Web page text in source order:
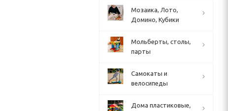
Мозаика, Лото,
Домино, Кубики
Мольберты, столы,
парты
Cамокаты и
велосипеды
Дома пластиковые,